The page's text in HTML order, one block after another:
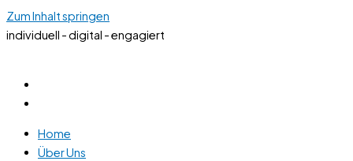
Zum Inhalt springen
individuell - digital - engagiert
Home
Über Uns